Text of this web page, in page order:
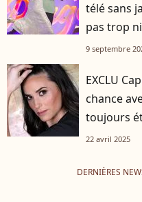
télé sans
pas trop
9 septembre
EXCLU
chance
toujours
22 avril 2025
DERNIÈRES